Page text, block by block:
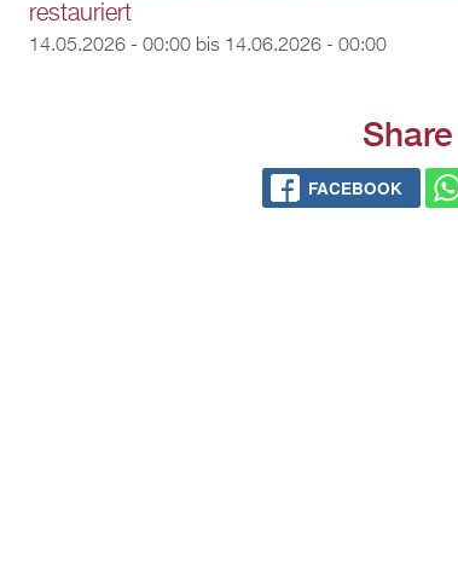
restauriert
14.05.2026 - 00:00bis 14.06.2026 - 00:00
FACEBOOK